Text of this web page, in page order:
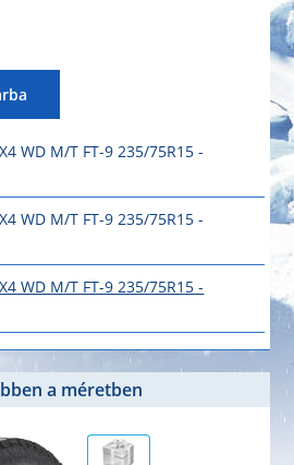
WD M/T FT-9 235/75R15 -
WD M/T FT-9 235/75R15 -
WD M/T FT-9 235/75R15 -
a méretben